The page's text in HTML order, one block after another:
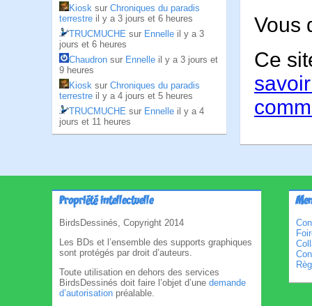
Kiosk sur Chroniques du paradis
terrestre il y a 3 jours et 6 heures
TRUCMUCHE sur Ennelle il y a 3
jours et 6 heures
Chaudron sur Ennelle il y a 3 jours et
9 heures
Kiosk sur Chroniques du paradis
terrestre il y a 4 jours et 5 heures
TRUCMUCHE sur Ennelle il y a 4
jours et 11 heures
Vous
Ce
Propriété intellectuelle
BirdsDessinés, Copyright 2014
Les BDs et l’ensemble des supports graphiques
sont protégés par droit d’auteurs.
Toute utilisation en dehors des services
BirdsDessinés doit faire l’objet d’une demande
d’autorisation préalable.